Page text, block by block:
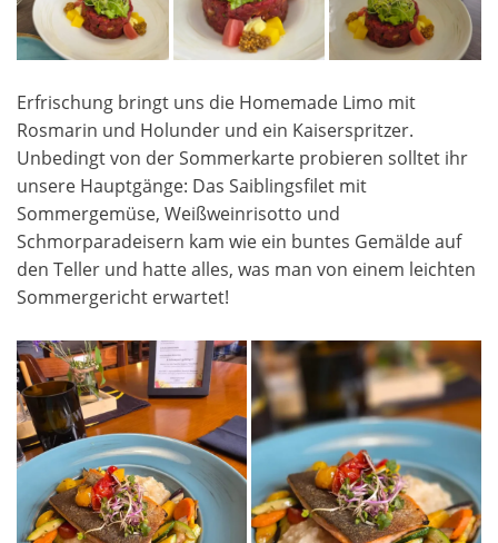
Erfrischung bringt uns die Homemade Limo mit
Rosmarin und Holunder und ein Kaiserspritzer.
Unbedingt von der Sommerkarte probieren solltet ihr
unsere Hauptgänge: Das Saiblingsfilet mit
Sommergemüse, Weißweinrisotto und
Schmorparadeisern kam wie ein buntes Gemälde auf
den Teller und hatte alles, was man von einem leichten
Sommergericht erwartet!